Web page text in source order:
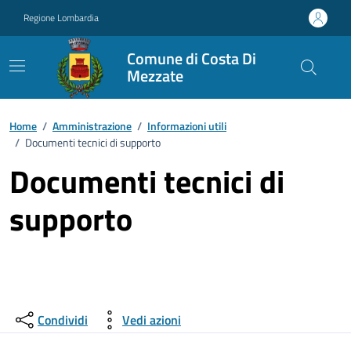
Regione Lombardia
Comune di Costa Di
Mezzate
Home / Amministrazione / Informazioni utili
/ Documenti tecnici di supporto
Documenti tecnici di
supporto
Condividi Vedi azioni